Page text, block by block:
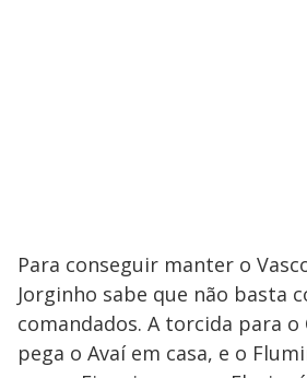
Para conseguir manter o
Jorginho sabe que não basta
comandados. A torcida para
pega o Avaí em casa, e o